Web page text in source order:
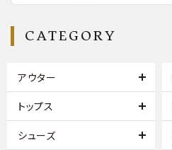
CATEGORY
アウター
トップス
シューズ